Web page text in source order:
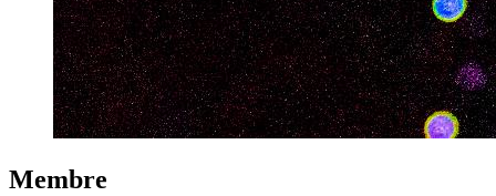
Membre